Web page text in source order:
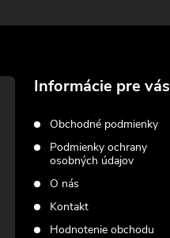
Informácie pre vás
Obchodné podmienky
Podmienky ochrany
osobných údajov
O nás
Kontakt
Hodnotenie obchodu